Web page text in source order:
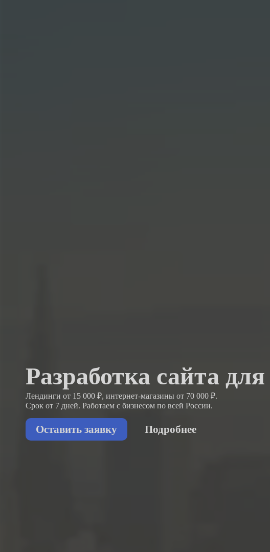
Разработка сайта
Лендинги от 15 000 ₽, интернет-магазины от 70 000 ₽.
Срок от 7 дней. Работаем с бизнесом по всей России.
Оставить заявку Подробнее